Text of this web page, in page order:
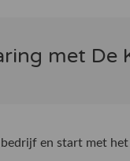
met De
en start met